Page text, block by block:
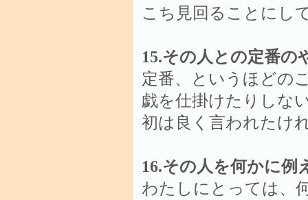
こち見回ることにし
15.その人との定番の
定番、というほどの
戯を仕掛けたりしな
初は良く言われたけ
16.その人を何かに例
わたしにとっては